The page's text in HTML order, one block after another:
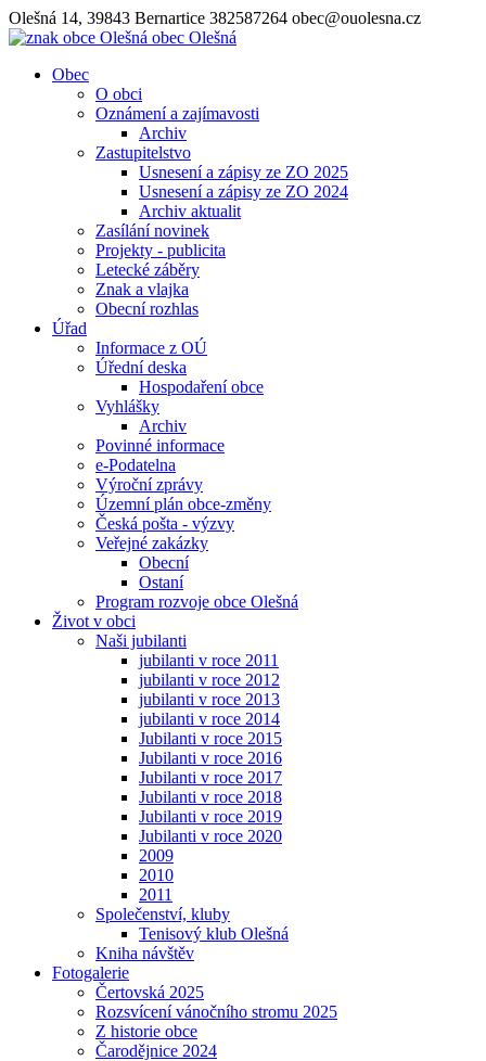
Olešná 14, 39843 Bernartice 382587264 obec@ouolesna.cz
obec Olešná
Obec
O obci
Oznámení a zajímavosti
Archiv
Zastupitelstvo
Usnesení a zápisy ze ZO 2025
Usnesení a zápisy ze ZO 2024
Archiv aktualit
Zasílání novinek
Projekty - publicita
Letecké záběry
Znak a vlajka
Obecní rozhlas
Úřad
Informace z OÚ
Úřední deska
Hospodaření obce
Vyhlášky
Archiv
Povinné informace
e-Podatelna
Výroční zprávy
Územní plán obce-změny
Česká pošta - výzvy
Veřejné zakázky
Obecní
Ostaní
Program rozvoje obce Olešná
Život v obci
Naši jubilanti
jubilanti v roce 2011
jubilanti v roce 2012
jubilanti v roce 2013
jubilanti v roce 2014
Jubilanti v roce 2015
Jubilanti v roce 2016
Jubilanti v roce 2017
Jubilanti v roce 2018
Jubilanti v roce 2019
Jubilanti v roce 2020
2009
2010
2011
Společenství, kluby
Tenisový klub Olešná
Kniha návštěv
Fotogalerie
Čertovská 2025
Rozsvícení vánočního stromu 2025
Z historie obce
Čarodějnice 2024